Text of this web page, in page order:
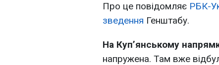
Про це повідомляє РБК-
зведення Генштабу.
На Куп’янському
напружена. Там вже